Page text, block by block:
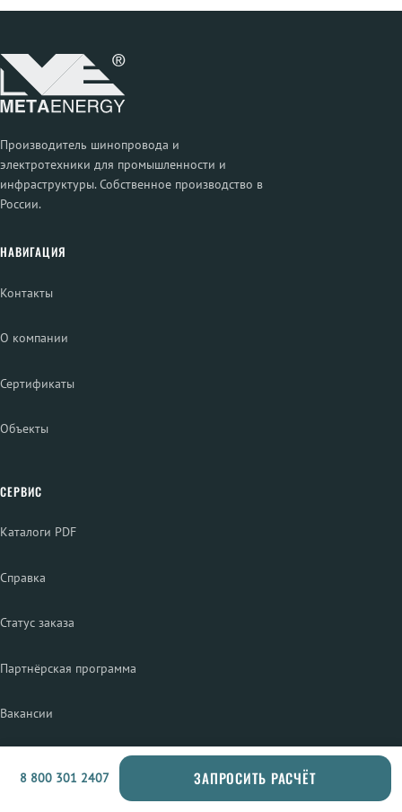
Производитель шинопровода и
электротехники для промышленности и
инфраструктуры. Собственное производство в
России.
НАВИГАЦИЯ
Контакты
О компании
Сертификаты
Объекты
СЕРВИС
Каталоги PDF
Справка
Статус заказа
Партнёрская программа
Вакансии
ПРОДУКЦИЯ
8 800 301 2407 ЗАПРОСИТЬ РАСЧЁТ